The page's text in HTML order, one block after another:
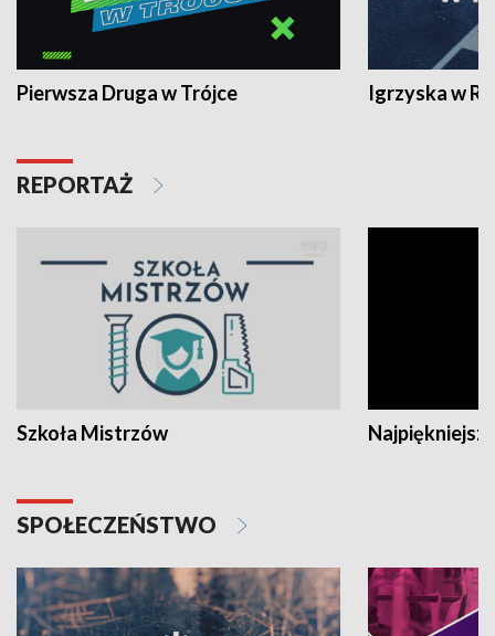
Pierwsza Druga w Trójce Igrzyska w
REPORTAŻ
Szkoła Mistrzów
SPOŁECZEŃSTWO